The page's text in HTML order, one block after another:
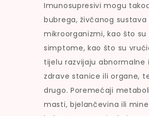
Imunosupresivi mogu
bubrega, živčanog
mikroorganizmi, kao što
simptome, kao što su
tijelu razvijaju
zdrave stanice ili organe,
drugo. Poremećaji
masti, bjelančevina ili